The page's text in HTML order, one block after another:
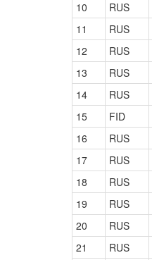
10
RUS
11
RUS
12
RUS
13
RUS
14
RUS
15
FID
16
RUS
17
RUS
18
RUS
19
RUS
20
RUS
21
RUS